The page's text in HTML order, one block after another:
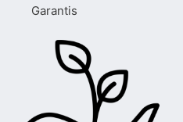
Garantis